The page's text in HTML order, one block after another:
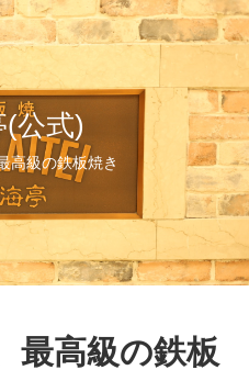
(公式)
高級の鉄板焼き
最高級の鉄板